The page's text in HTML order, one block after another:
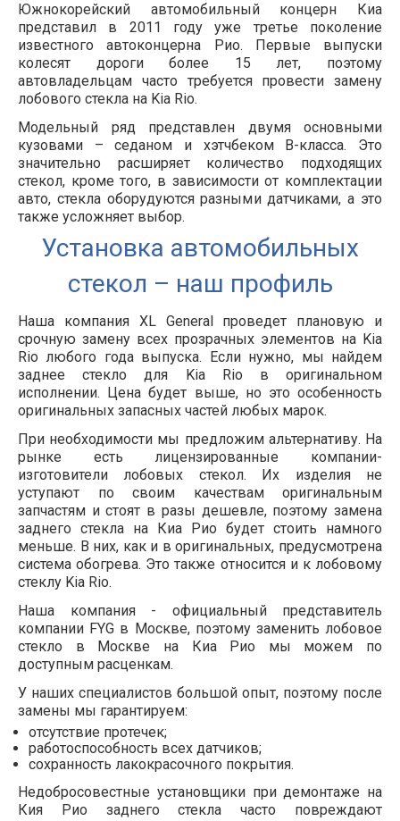
Южнокорейский автомобильный концерн Киа
представил в 2011 году уже третье поколение
известного автоконцерна Рио. Первые выпуски
колесят дороги более 15 лет, поэтому
автовладельцам часто требуется провести замену
лобового стекла на Kia Rio.
Модельный ряд представлен двумя основными
кузовами – седаном и хэтчбеком В-класса. Это
значительно расширяет количество подходящих
стекол, кроме того, в зависимости от комплектации
авто, стекла оборудуются разными датчиками, а это
также усложняет выбор.
Установка автомобильных
стекол – наш профиль
Наша компания XL General проведет плановую и
срочную замену всех прозрачных элементов на Kia
Rio любого года выпуска. Если нужно, мы найдем
заднее стекло для Kia Rio в оригинальном
исполнении. Цена будет выше, но это особенность
оригинальных запасных частей любых марок.
При необходимости мы предложим альтернативу. На
рынке есть лицензированные компании-
изготовители лобовых стекол. Их изделия не
уступают по своим качествам оригинальным
запчастям и стоят в разы дешевле, поэтому замена
заднего стекла на Киа Рио будет стоить намного
меньше. В них, как и в оригинальных, предусмотрена
система обогрева. Это также относится и к лобовому
стеклу Kia Rio.
Наша компания - официальный представитель
компании FYG в Москве, поэтому заменить лобовое
стекло в Москве на Киа Рио мы можем по
доступным расценкам.
У наших специалистов большой опыт, поэтому после
замены мы гарантируем:
отсутствие протечек;
работоспособность всех датчиков;
сохранность лакокрасочного покрытия.
Недобросовестные установщики при демонтаже на
Кия Рио заднего стекла часто повреждают